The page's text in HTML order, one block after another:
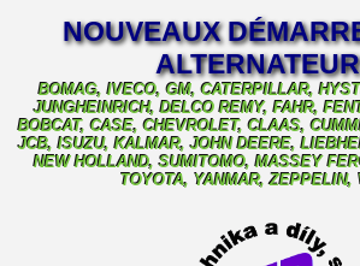
NOUVEAUX
BOMAG, IVECO, GM, CATERPILLAR,
JUNGHEINRICH, DELCO REMY, FAHR,
BOBCAT, CASE, CHEVROLET, CLAAS,
JCB, ISUZU, KALMAR, JOHN DEERE,
NEW HOLLAND, SUMITOMO, MASSEY
TOYOTA, YANMAR, ZEPPELIN,